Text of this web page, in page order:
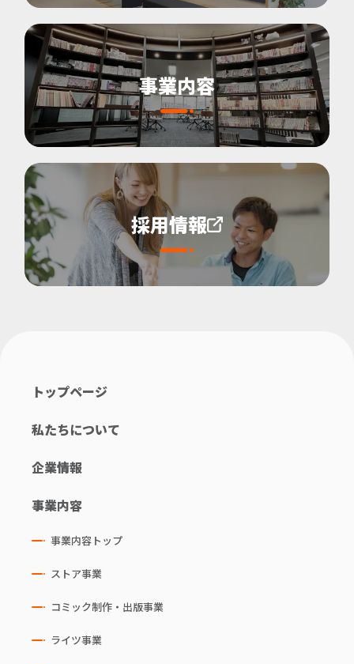
事業内容
採用情報
トップページ
私たちについて
企業情報
事業内容
事業内容トップ
ストア事業
コミック制作・出版事業
ライツ事業